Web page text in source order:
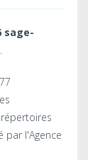
sage-
par l'Agence